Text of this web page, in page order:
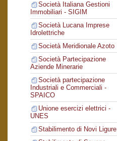
Società Italiana Gestioni
Immobiliari - SIGIM
Società Lucana Imprese
Idrolettriche
Società Meridionale Azoto
Società Partecipazione
Aziende Minerarie
Società partecipazione
Industriali e Commerciali -
SPAICO
Unione esercizi elettrici -
UNES
Stabilimento di Novi Ligure